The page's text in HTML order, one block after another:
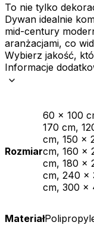
To nie tylko
Dywan idealnie
mid-century
aranżacjami, co
Wybierz jakość,
Informacje
Rozmiar
60 x 100
170 cm,
cm, 150 x
cm, 160 x
cm, 180 x
cm, 240 x
cm, 300 x
Materiał